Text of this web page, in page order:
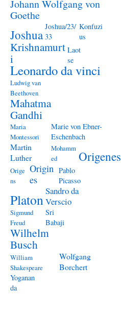
Johann Wolfgang von
Goethe
Joshua
Joshua/23/
33
Konfuzi
us
Krishnamurt
i
Laot
se
Leonardo da vinci
Ludwig van
Beethoven
Mahatma
Gandhi
Maria
Montessori
Marie von Ebner-
Eschenbach
Martin
Luther
Mohamm
ed
Origenes
Orige
ns
Origin
es
Pablo
Picasso
Platon
Sandro da
Verscio
Sigmund
Freud
Sri
Babaji
Wilhelm
Busch
William
Shakespeare
Wolfgang
Borchert
Yoganan
da